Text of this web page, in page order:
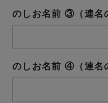
のしお名前 ③（連名
のしお名前 ④（連名